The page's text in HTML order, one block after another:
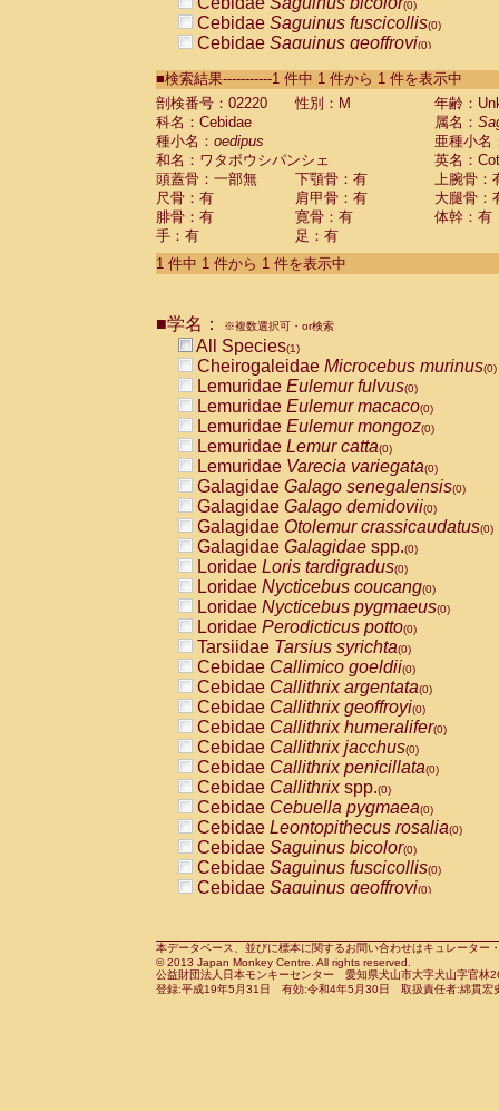
(0)
Cebidae Saguinus fuscicollis(0)
Cebidae Saguinus geoffroyi(0)
CebidaeSaguinus labiatus(0)
Cebidae Saguinus leucopus (0)
Cebidae
Cebidae
CebidaeSaguinus nigricollis (0)
Cebidae Saguinus oedipus
Cebidae Saguinus weddelli
Cebidae Saguinusspp.
Cebidae Aotus trivirgatus
Cebidae Cebus albifrons
CebidaeCebus nigrivittatus
CebidaeCebus
CebidaeSaimiri boliviensis(0)
CebidaeSaimiri sciureus(0)
AtelidaeAlouatta caraya(0)
AtelidaeAlouatta fusca(0)
AtelidaeAlouatta seniculus
AtelidaeAlouattaspp.(0)
AtelidaeAteles belzebuth(0)
AtelidaeAteles geoffroyi(0)
AtelidaeAteles paniscus(0)
AtelidaeAtelesspp.(0)
Atelidae Lagothrix lagothricha
AtelidaeLagothrix lagothricha cana
PitheciidaeCacajao calvus
PitheciidaeCallicebus cupreus
PitheciidaeCallicebus donacophilus
PitheciidaeCallicebus moloch
PitheciidaeCallicebus torquatus
PitheciidaeCallicebusspp.(0)
PitheciidaeChiropotes satanas(0)
PitheciidaePithecia monachus
PitheciidaePithecia pithecia(0)
CercopithecidaeCercocebus agilis
CercopithecidaeCercocebus
CercopithecidaeCercocebus
CercopithecidaeCercocebus
CercopithecidaeCercocebus
CercopithecidaeCercocebushybrid
CercopithecidaePapio anubis(0)
CercopithecidaePapio cynocephalus
CercopithecidaePapio hamadryas(0)
■検索結果-----------1 件中 1 件から 1 件を表示中
剖検番号：02220
性別：M
年齢：
科名：Cebidae
属名：
種小名： oedipus
亜種小名
和名：ワタボウシパンシェ
英名：
頭蓋骨：一部無
下顎骨：有
上腕骨：
尺骨：有
肩甲骨：有
大腿骨：
腓骨：有
寛骨：有
体幹：有
手：有
足：有
1 件中 1 件から 1 件を表示中
■学名： ※複数選択可・or検索
All Species(1)
Cheirogaleidae Microcebus murinus(0)
Lemuridae Eulemur fulvus(0)
Lemuridae Eulemur macaco(0)
Lemuridae Eulemur mongoz(0)
Lemuridae Lemur catta(0)
Lemuridae Varecia variegata(0)
Galagidae Galago senegalensis(0)
Galagidae Galago demidovii(0)
Galagidae Otolemur crassicaudatus(0)
Galagidae Galagidae spp.(0)
Loridae Loris tardigradus(0)
Loridae Nycticebus coucang(0)
Loridae Nycticebus pygmaeus(0)
Loridae Perodicticus potto(0)
Tarsiidae Tarsius syrichta(0)
Cebidae Callimico goeldii(0)
Cebidae Callithrix argentata(0)
Cebidae Callithrix geoffroyi(0)
Cebidae Callithrix humeralifer(0)
Cebidae Callithrix jacchus(0)
Cebidae Callithrix penicillata(0)
Cebidae Callithrixspp.(0)
Cebidae Cebuella pygmaea(0)
Cebidae Leontopithecus rosalia(0)
Cebidae Saguinus bicolor(0)
Cebidae Saguinus fuscicollis(0)
Cebidae Saguinus geoffroyi(0)
CebidaeSaguinus leucopus(0)
CebidaeSaguinus midas(0)
Cebidae Saguinus mystax(0)
本データベース、並びに標本に関するお問い合わせはキュレータ
© 2013 Japan Monkey Centre. All rights reserved.
公益財団法人日本モンキーセンター 愛知県犬山市大字犬山字官
登録:平成19年5月31日 有効:令和4年5月30日 取扱責任者:綿貫宏